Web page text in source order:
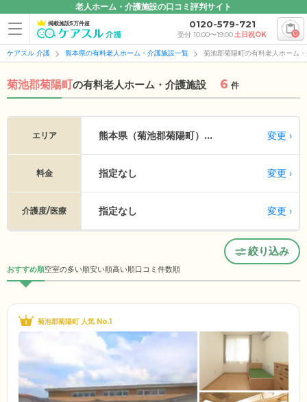
老人ホーム・介護施設の口コミ評判サイト
掲載施設5万件超 0120-579-721
受付 10:00〜19:00土日祝OK 0
ケアスル 介護 熊本県の有料老人ホーム・介護施設一覧 菊池郡菊陽町の有料老人ホーム
菊池郡菊陽町の有料老人ホーム・介護施設 6 件
エリア 熊本県（菊池郡菊陽町）... 変更
料金 指定なし 変更
介護度/医療 指定なし 変更
絞り込み
おすすめ順空室の多い順安い順高い順口コミ件数順
菊池郡菊陽町 人気 No.1